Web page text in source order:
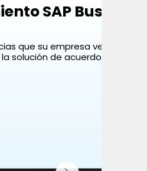
SAP Business
que su empresa
solución de acuerdo con su